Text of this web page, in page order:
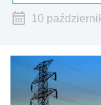
10